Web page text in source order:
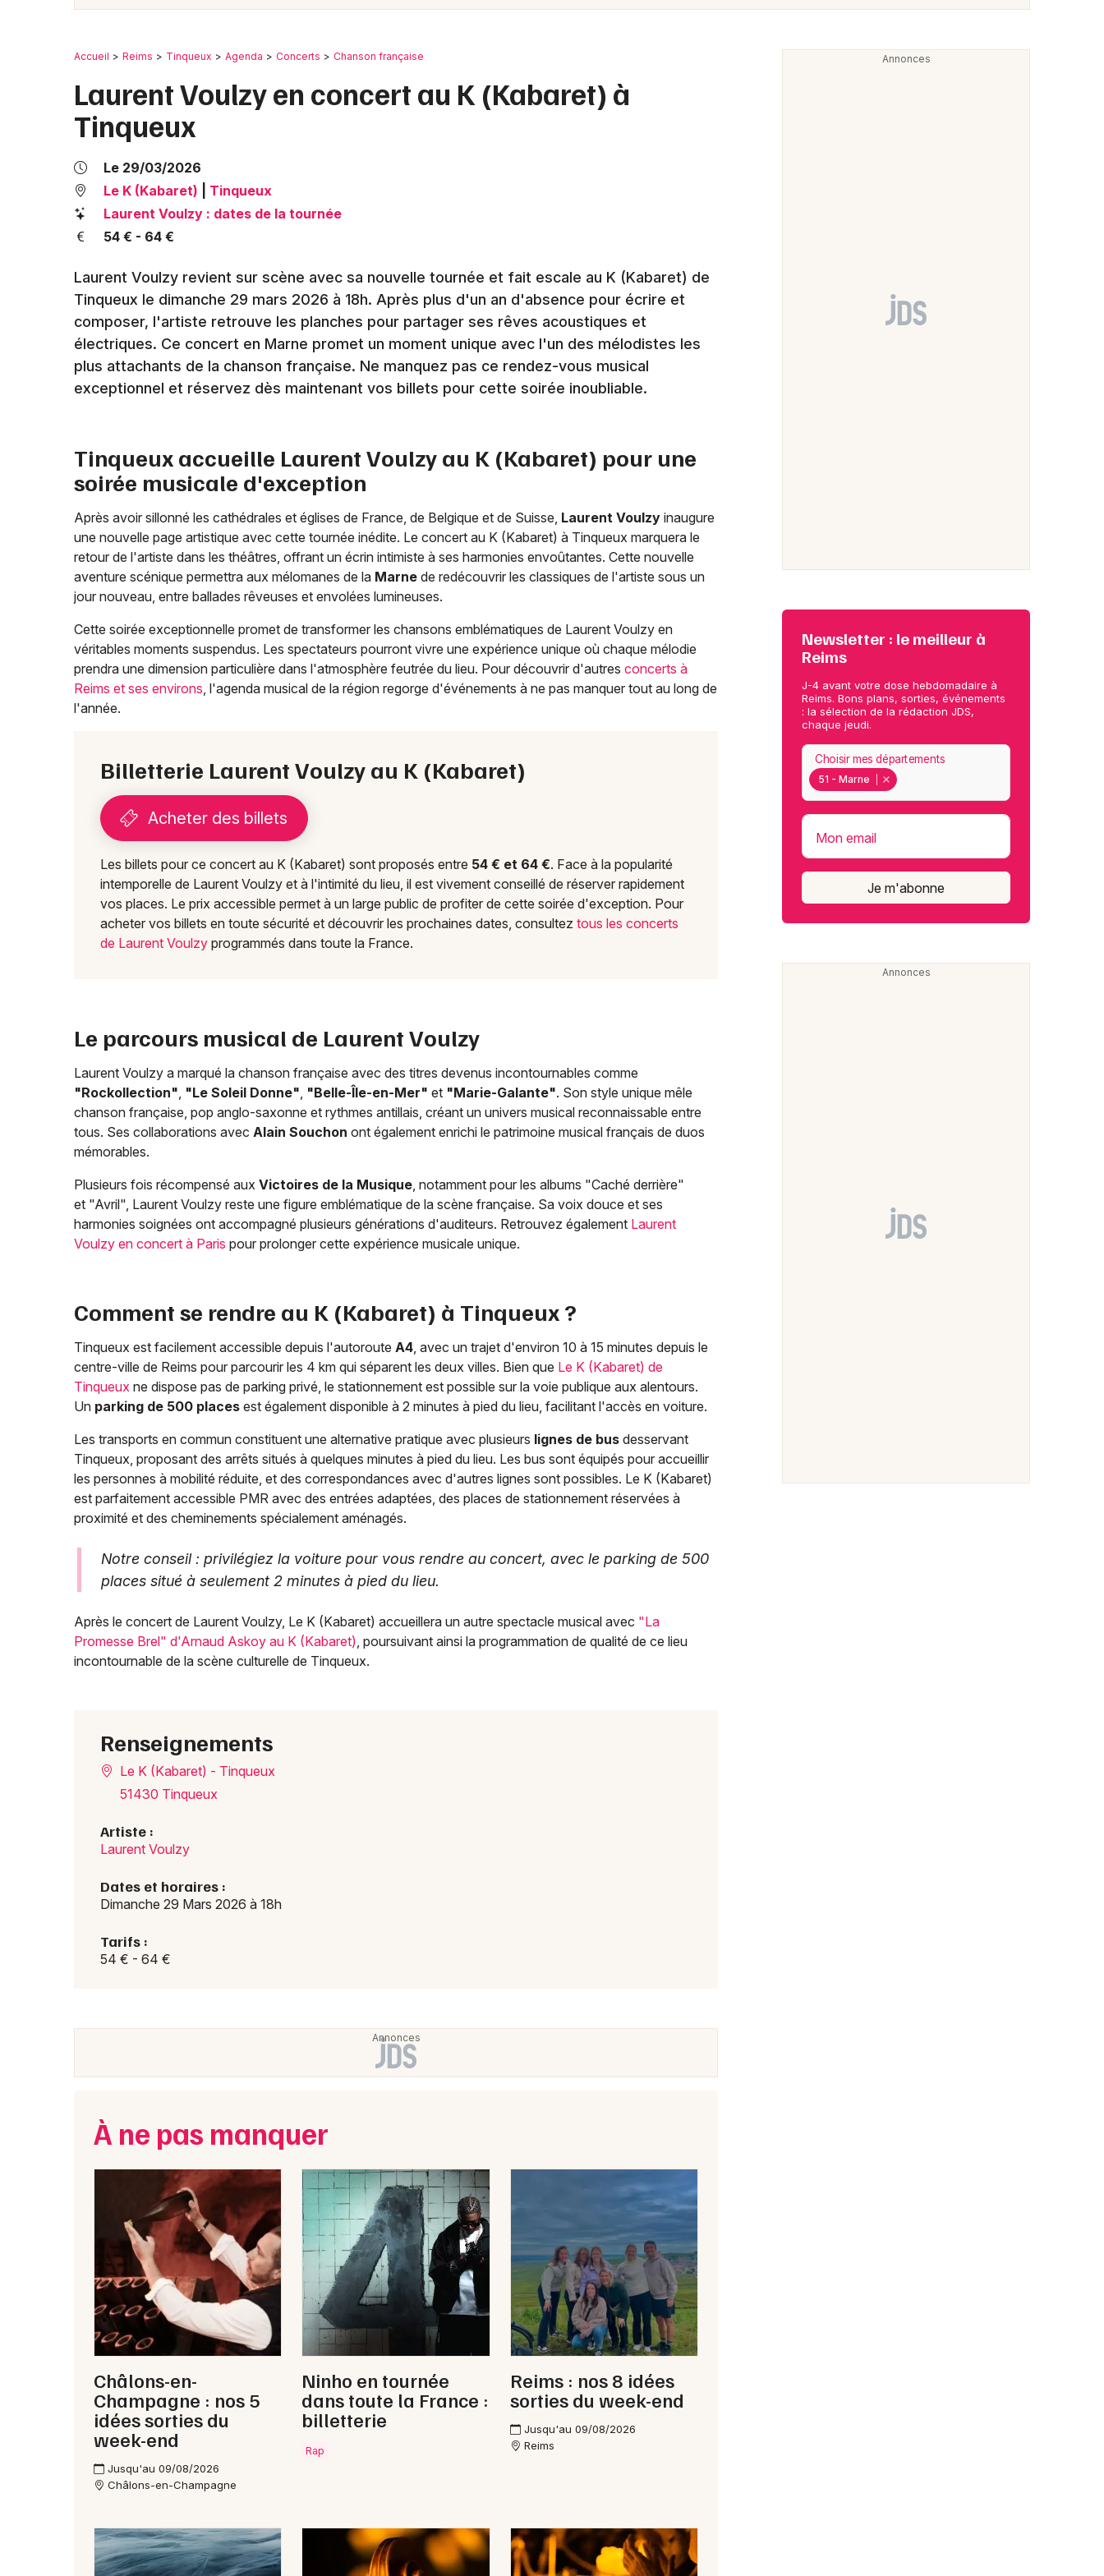
Chanson française dans la Marne
Chanson française en Champagne-
Ardenne
Chanson française dans le Grand Est
Artistes en tournée
Actus à Reims
Magazine à Reims
Choisir mes départements
Je m'abonne
Mulhouse
Nice
Accueil Reims Tinqueux Agenda Concerts Chanson française
Laurent Voulzy en concert au K (Kabaret) à
Tinqueux
Le 29/03/2026
Le K (Kabaret)
Tinqueux
Laurent Voulzy : dates de la tournée
54 € - 64 €
Laurent Voulzy revient sur scène avec sa nouvelle tournée et fait escale au K (Kabaret) de
Tinqueux le dimanche 29 mars 2026 à 18h. Après plus d'un an d'absence pour écrire et
composer, l'artiste retrouve les planches pour partager ses rêves acoustiques et
électriques. Ce concert en Marne promet un moment unique avec l'un des mélodistes les
plus attachants de la chanson française. Ne manquez pas ce rendez-vous musical
exceptionnel et réservez dès maintenant vos billets pour cette soirée inoubliable.
Tinqueux accueille Laurent Voulzy au K (Kabaret) pour une
soirée musicale d'exception
Après avoir sillonné les cathédrales et églises de France, de Belgique et de Suisse, Laurent Voulzy inaugure
une nouvelle page artistique avec cette tournée inédite. Le concert au K (Kabaret) à Tinqueux marquera le
retour de l'artiste dans les théâtres, offrant un écrin intimiste à ses harmonies envoûtantes. Cette nouvelle
aventure scénique permettra aux mélomanes de la Marne de redécouvrir les classiques de l'artiste sous un
jour nouveau, entre ballades rêveuses et envolées lumineuses.
Cette soirée exceptionnelle promet de transformer les chansons emblématiques de Laurent Voulzy en
véritables moments suspendus. Les spectateurs pourront vivre une expérience unique où chaque mélodie
prendra une dimension particulière dans l'atmosphère feutrée du lieu. Pour découvrir d'autres concerts à
Reims et ses environs, l'agenda musical de la région regorge d'événements à ne pas manquer tout au long de
l'année.
Billetterie Laurent Voulzy au K (Kabaret)
Acheter des billets
Les billets pour ce concert au K (Kabaret) sont proposés entre 54 € et 64 €. Face à la popularité
intemporelle de Laurent Voulzy et à l'intimité du lieu, il est vivement conseillé de réserver rapidement
vos places. Le prix accessible permet à un large public de profiter de cette soirée d'exception. Pour
acheter vos billets en toute sécurité et découvrir les prochaines dates, consultez tous les concerts
de Laurent Voulzy programmés dans toute la France.
Le parcours musical de Laurent Voulzy
Laurent Voulzy a marqué la chanson française avec des titres devenus incontournables comme
"Rockollection", "Le Soleil Donne", "Belle-Île-en-Mer" et "Marie-Galante". Son style unique mêle
chanson française, pop anglo-saxonne et rythmes antillais, créant un univers musical reconnaissable entre
tous. Ses collaborations avec Alain Souchon ont également enrichi le patrimoine musical français de duos
mémorables.
Plusieurs fois récompensé aux Victoires de la Musique, notamment pour les albums "Caché derrière"
et "Avril", Laurent Voulzy reste une figure emblématique de la scène française. Sa voix douce et ses
harmonies soignées ont accompagné plusieurs générations d'auditeurs. Retrouvez également Laurent
Voulzy en concert à Paris pour prolonger cette expérience musicale unique.
Comment se rendre au K (Kabaret) à Tinqueux ?
Tinqueux est facilement accessible depuis l'autoroute A4, avec un trajet d'environ 10 à 15 minutes depuis le
centre-ville de Reims pour parcourir les 4 km qui séparent les deux villes. Bien que Le K (Kabaret) de
Tinqueux ne dispose pas de parking privé, le stationnement est possible sur la voie publique aux alentours.
Un parking de 500 places est également disponible à 2 minutes à pied du lieu, facilitant l'accès en voiture.
Les transports en commun constituent une alternative pratique avec plusieurs lignes de bus desservant
Tinqueux, proposant des arrêts situés à quelques minutes à pied du lieu. Les bus sont équipés pour accueillir
les personnes à mobilité réduite, et des correspondances avec d'autres lignes sont possibles. Le K (Kabaret)
est parfaitement accessible PMR avec des entrées adaptées, des places de stationnement réservées à
proximité et des cheminements spécialement aménagés.
Notre conseil : privilégiez la voiture pour vous rendre au concert, avec le parking de 500
places situé à seulement 2 minutes à pied du lieu.
Après le concert de Laurent Voulzy, Le K (Kabaret) accueillera un autre spectacle musical avec "La
Promesse Brel" d'Arnaud Askoy au K (Kabaret), poursuivant ainsi la programmation de qualité de ce lieu
incontournable de la scène culturelle de Tinqueux.
Renseignements
Le K (Kabaret) - Tinqueux
51430 Tinqueux
Artiste :
Laurent Voulzy
Dates et horaires :
Dimanche 29 Mars 2026 à 18h
Tarifs :
54 € - 64 €
À ne pas manquer
Châlons-en-
Champagne : nos 5
idées sorties du
week-end
Jusqu'au 09/08/2026
Châlons-en-Champagne
Ninho en tournée
dans toute la France :
billetterie
Rap
Reims : nos 8 idées
sorties du week-end
Jusqu'au 09/08/2026
Reims
Newsletter : le meilleur à
Reims
J-4 avant votre dose hebdomadaire à
Reims. Bons plans, sorties, événements
: la sélection de la rédaction JDS,
chaque jeudi.
51 - Marne
Choisir mes départements
Mon email
Je m'abonne